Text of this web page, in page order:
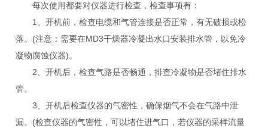
每次使用都要对仪器进行检查，检查事项有：
1、开机前，检查电缆和气管连接是否正常，有无破损或松
落。(注意：需要在MD3干燥器冷凝出水口安装排水管，以免冷
凝物腐蚀仪器)。
2、开机后，检查气路是否畅通，排查冷凝物是否堵住排水
管。
3、开机后检查仪器的气密性，确保烟气不会在气路中泄
漏。(检查仪器的气密性，可以堵住进气口，若仪器的采样流量